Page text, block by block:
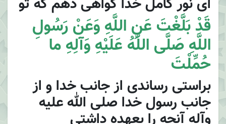
اى نور كامل خدا گواهى دهم كه تو
قَدْ بَلَّغْتَ عَنِ اللَّهِ وَعَنْ رَسُولِ
اللَّهِ صَلَّى اللَّهُ عَلَيْهِ وَآلِهِ ما
حُمِّلْتَ
براستى رساندى از جانب خدا و از
جانب رسول خدا صلى الله عليه
وآله آنچه را بعهده داشتى